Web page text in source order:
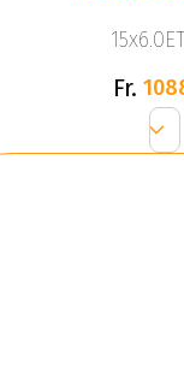
Fr.